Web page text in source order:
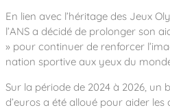
En lien avec l’héritage des Jeux
l’ANS a décidé de prolonger son
» pour continuer de renforcer
nation sportive aux yeux du
Sur la période de 2024 à 2026, un
d’euros a été alloué pour aider